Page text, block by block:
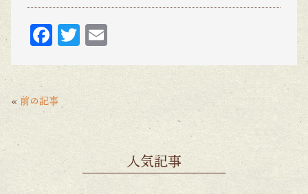
F
ac
eb
o
T
w
er
m
« 前の記事
人気記事